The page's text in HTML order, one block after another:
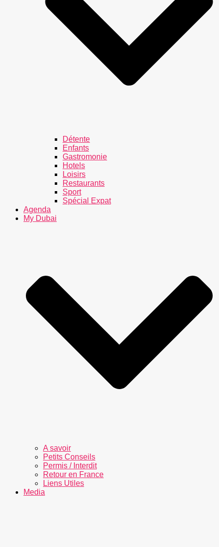
Détente
Enfants
Gastromonie
Hotels
Loisirs
Restaurants
Sport
Spécial Expat
Agenda
My Dubai
A savoir
Petits Conseils
Permis / Interdit
Retour en France
Liens Utiles
Media